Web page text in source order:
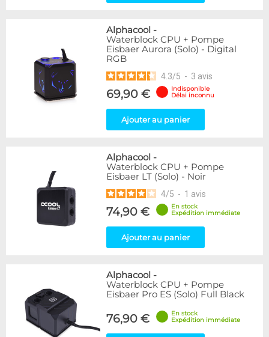
Alphacool -
Waterblock CPU + Pompe
Eisbaer Aurora (Solo) - Digital
RGB
4.3/5 - 3 avis
69,90 €
Indisponible
Délai inconnu
Ajouter au panier
Alphacool -
Waterblock CPU + Pompe
Eisbaer LT (Solo) - Noir
4/5 - 1 avis
74,90 €
En stock
Expédition immédiate
Ajouter au panier
Alphacool -
Waterblock CPU + Pompe
Eisbaer Pro ES (Solo) Full Black
76,90 €
En stock
Expédition immédiate